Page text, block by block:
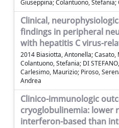
Giuseppina; Colantuono,
Clinical,
findings in peripheral
with hepatitis C virus-
2014 Biasiotta, Antonella; Casato,
Colantuono, Stefania; DI
Carlesimo, Maurizio; Piroso,
Andrea
Clinico-immunologic
cryoglobulinemia: lower
interferon-based than